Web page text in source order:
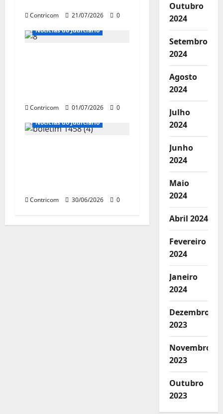
Contricom 21/07/2026
0
Notícias do Judiciário
Contricom 01/07/2026
0
Notícias do Judiciário
Contricom 30/06/2026 0
Outubro
2024
Setembro
2024
Agosto
2024
Julho
2024
Junho
2024
Maio
2024
Abril 2024
Fevereiro
2024
Janeiro
2024
Dezembro
2023
Novembro
2023
Outubro
2023